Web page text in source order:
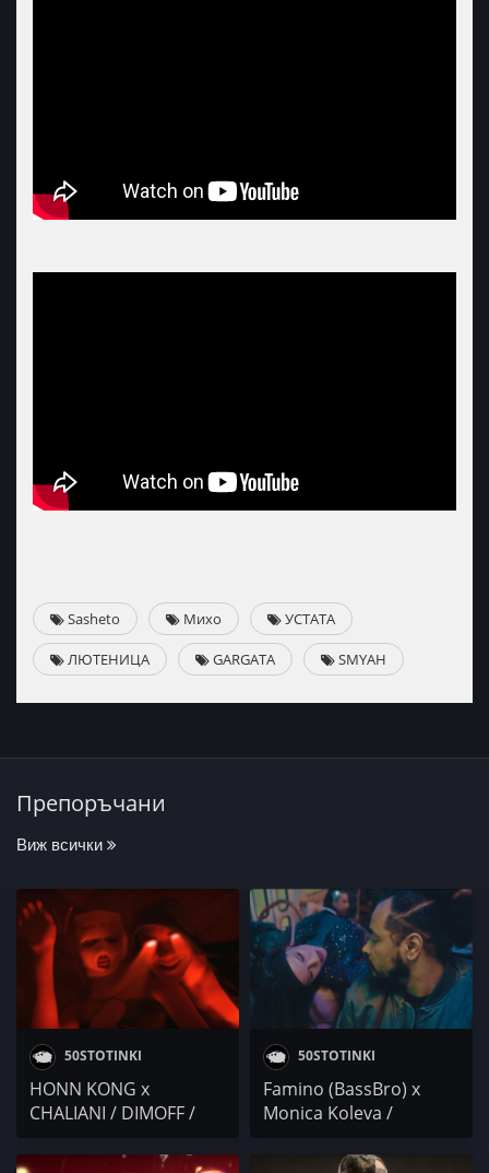
Sasheto Михо УСТАТА
ЛЮТЕНИЦА GARGATA SMYAH
Препоръчани
Виж всички
50STOTINKI
HONN KONG x
CHALIANI / DIMOFF /
МЮЗИК /
50STOTINKI
Famino (BassBro) x
Monica Koleva /
Neznaen / VeN10 /